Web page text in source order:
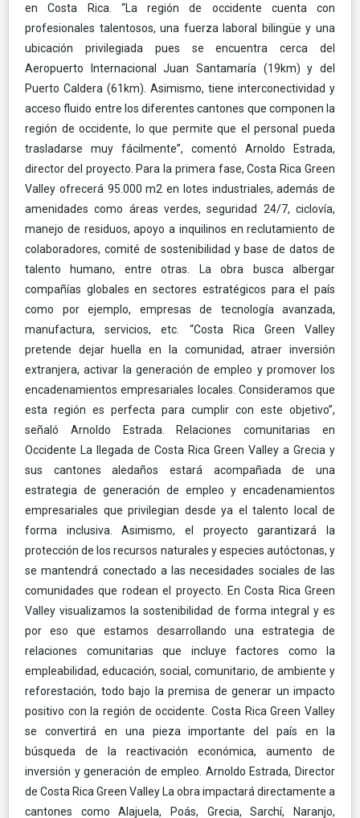
en Costa Rica. “La región de occidente cuenta con
profesionales talentosos, una fuerza laboral bilingüe y una
ubicación privilegiada pues se encuentra cerca del
Aeropuerto Internacional Juan Santamaría (19km) y del
Puerto Caldera (61km). Asimismo, tiene interconectividad y
acceso fluido entre los diferentes cantones que componen la
región de occidente, lo que permite que el personal pueda
trasladarse muy fácilmente”, comentó Arnoldo Estrada,
director del proyecto. Para la primera fase, Costa Rica Green
Valley ofrecerá 95.000 m2 en lotes industriales, además de
amenidades como áreas verdes, seguridad 24/7, ciclovía,
manejo de residuos, apoyo a inquilinos en reclutamiento de
colaboradores, comité de sostenibilidad y base de datos de
talento humano, entre otras. La obra busca albergar
compañías globales en sectores estratégicos para el país
como por ejemplo, empresas de tecnología avanzada,
manufactura, servicios, etc. “Costa Rica Green Valley
pretende dejar huella en la comunidad, atraer inversión
extranjera, activar la generación de empleo y promover los
encadenamientos empresariales locales. Consideramos que
esta región es perfecta para cumplir con este objetivo”,
señaló Arnoldo Estrada. Relaciones comunitarias en
Occidente La llegada de Costa Rica Green Valley a Grecia y
sus cantones aledaños estará acompañada de una
estrategia de generación de empleo y encadenamientos
empresariales que privilegian desde ya el talento local de
forma inclusiva. Asimismo, el proyecto garantizará la
protección de los recursos naturales y especies autóctonas, y
se mantendrá conectado a las necesidades sociales de las
comunidades que rodean el proyecto. En Costa Rica Green
Valley visualizamos la sostenibilidad de forma integral y es
por eso que estamos desarrollando una estrategia de
relaciones comunitarias que incluye factores como la
empleabilidad, educación, social, comunitario, de ambiente y
reforestación, todo bajo la premisa de generar un impacto
positivo con la región de occidente. Costa Rica Green Valley
se convertirá en una pieza importante del país en la
búsqueda de la reactivación económica, aumento de
inversión y generación de empleo. Arnoldo Estrada, Director
de Costa Rica Green Valley La obra impactará directamente a
cantones como Alajuela, Poás, Grecia, Sarchí, Naranjo,